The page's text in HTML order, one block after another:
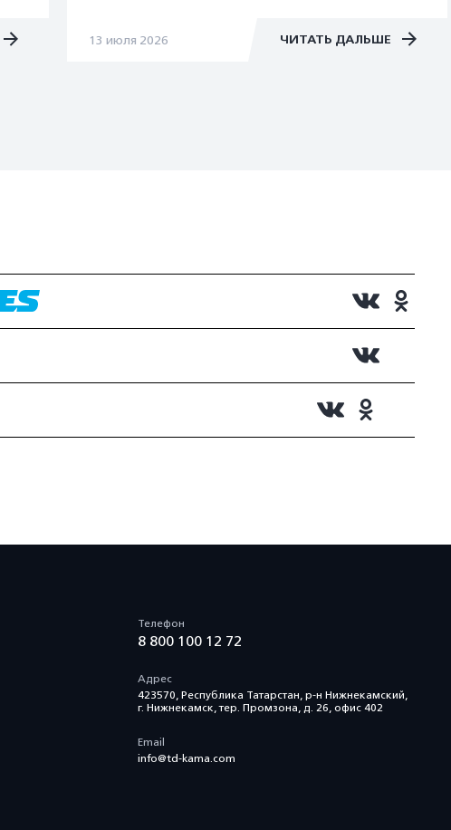
13 июля 2026 ЧИТАТЬ ДАЛЬШЕ
Телефон
8 800 100 12 72
Адрес
423570, Республика Татарстан, р-н Нижнекамский,
г. Нижнекамск, тер. Промзона, д. 26, офис 402
Email
info@td-kama.com